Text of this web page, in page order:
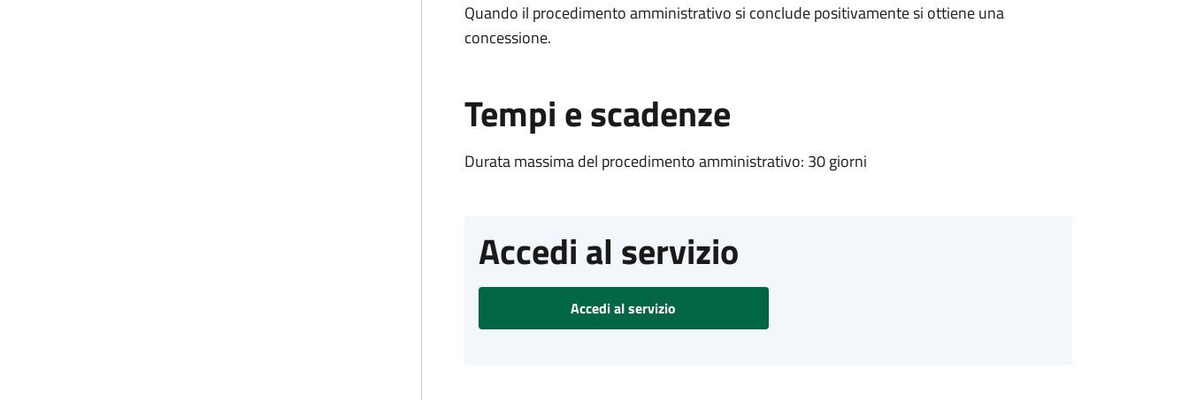
Quando il procedimento amministrativo si conclude positivamente si ottiene una
concessione.
Tempi e scadenze
Durata massima del procedimento amministrativo: 30 giorni
Accedi al servizio
Accedi al servizio